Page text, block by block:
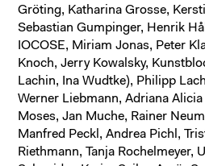
Gröting, Katharina Grosse,
Sebastian Gumpinger, Henrik
IOCOSE, Miriam Jonas, Peter
Knoch, Jerry Kowalsky,
Lachin, Ina Wudtke), Philipp
Werner Liebmann,Adriana
Moses, Jan Muche, Rainer
Manfred Peckl, Andrea Pichl,
Riethmann, Tanja Rochelmeyer,